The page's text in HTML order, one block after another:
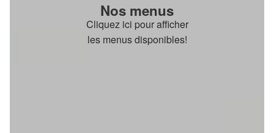
Nos menus
Cliquez ici pour afficher
les menus disponibles!